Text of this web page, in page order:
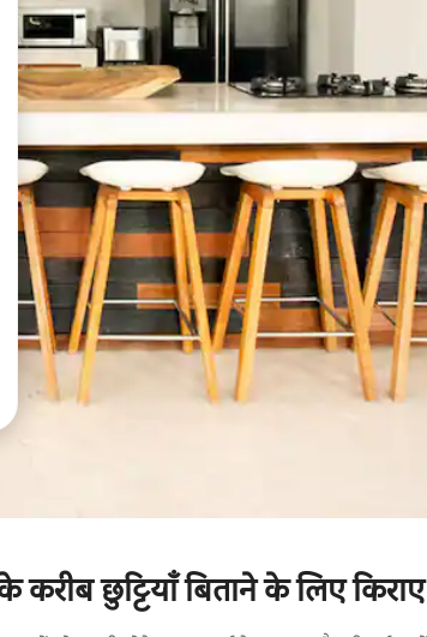
करें या टच या फिर स्वाइप जेस्चर का इस्तेमाल करके एक्सप्लोर
छुट्टियाँ बिताने के लिए